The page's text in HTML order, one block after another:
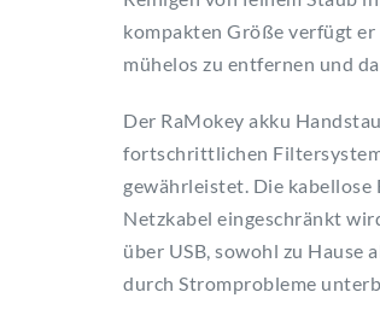
kompakten Größe verfügt er
mühelos zu entfernen und
Der RaMokey akku
fortschrittlichen
gewährleistet. Die
Netzkabel eingeschränkt
über USB, sowohl zu Hause
durch Stromprobleme